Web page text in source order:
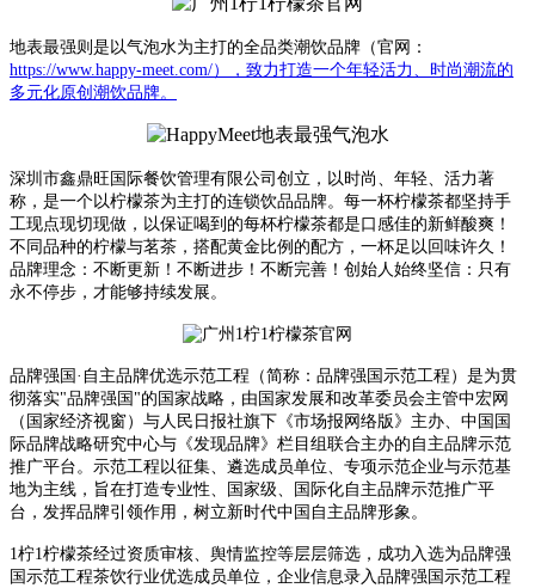
地表最强则是以气泡水为主打的全品类潮饮品牌（官网：
https://www.happy-meet.com/），致力打造一个年轻活力、时尚潮流的
多元化原创潮饮品牌。
深圳市鑫鼎旺国际餐饮管理有限公司创立，以时尚、年轻、活力著
称，是一个以柠檬茶为主打的连锁饮品品牌。每一杯柠檬茶都坚持手
工现点现切现做，以保证喝到的每杯柠檬茶都是口感佳的新鲜酸爽！
不同品种的柠檬与茗茶，搭配黄金比例的配方，一杯足以回味许久！
品牌理念：不断更新！不断进步！不断完善！创始人始终坚信：只有
永不停步，才能够持续发展。
品牌强国·自主品牌优选示范工程（简称：品牌强国示范工程）是为贯
彻落实"品牌强国"的国家战略，由国家发展和改革委员会主管中宏网
（国家经济视窗）与人民日报社旗下《市场报网络版》主办、中国国
际品牌战略研究中心与《发现品牌》栏目组联合主办的自主品牌示范
推广平台。示范工程以征集、遴选成员单位、专项示范企业与示范基
地为主线，旨在打造专业性、国家级、国际化自主品牌示范推广平
台，发挥品牌引领作用，树立新时代中国自主品牌形象。
1柠1柠檬茶经过资质审核、舆情监控等层层筛选，成功入选为品牌强
国示范工程茶饮行业优选成员单位，企业信息录入品牌强国示范工程